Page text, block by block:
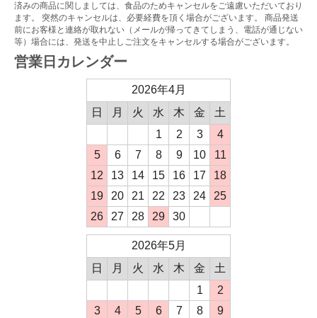
済みの商品に関しましては、食品のためキャンセルをご遠慮いただいており
ます。 突然のキャンセルは、必要経費を頂く場合がございます。 商品発送
前にお客様と連絡が取れない（メールが帰ってきてしまう、電話が通じない
等）場合には、発送を中止しご注文をキャンセルする場合がございます。
営業日カレンダー
2026年4月
日
月 火 水 木 金
土
1
2 3
4
5
6 7 8 9 10
11
12
13 14 15 16 17
18
19
20 21 22 23 24
25
26
27 28 29 30
2026年5月
日
月 火 水 木 金
土
1
2
3
4 5 6 7 8
9